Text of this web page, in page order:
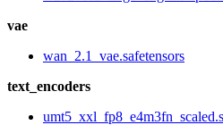
vae
wan_2.1_vae.safetensors
text_encoders